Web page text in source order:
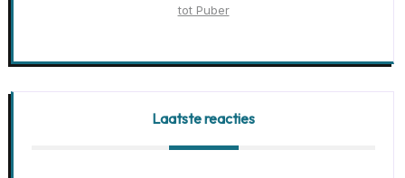
tot Puber
Laatste reacties